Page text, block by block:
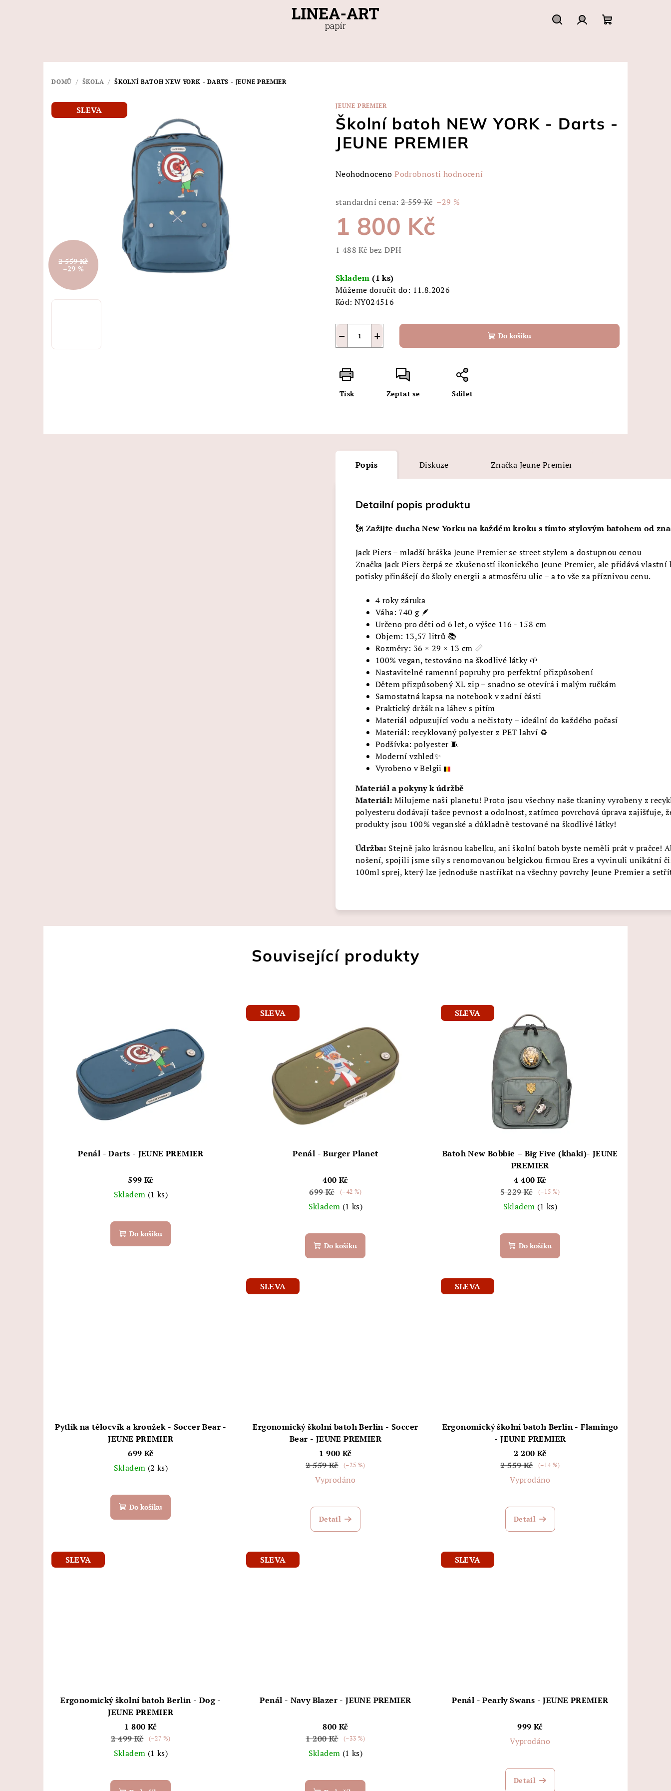
košík
DOMŮ / ŠKOLA / ŠKOLNÍ BATOH NEW YORK - DARTS - JEUNE PREMIER
JEUNE PREMIER
Školní batoh NEW YORK - Darts -
JEUNE PREMIER
Průměrné
produktu
0,0
z
5
Neohodnoceno Podrobnosti hodnocení
standardní cena: 2 559 Kč –29 %
1 800 Kč
1 488 Kč bez DPH
cena:
Skladem(1 ks)
Můžeme doručit do: 11.8.2026
Kód: NY024516
+
− Do košíku
Tisk Zeptat se Sdílet
SLEVA
2 559 Kč
–29 %
Popis Diskuze Značka Jeune Premier
Detailní popis produktu
🗽 Zažijte ducha New Yorku na každém kroku s tímto stylovým batohem od
Jack Piers – mladší bráška Jeune Premier se street stylem a dostupnou cenou
Značka Jack Piers čerpá ze zkušeností ikonického Jeune Premier, ale přidává
potisky přinášejí do školy energii a atmosféru ulic – a to vše za příznivou cenu.
4 roky záruka
Váha: 740 g 🪶
Určeno pro děti od 6 let, o výšce 116 - 158 cm
Objem: 13,57 litrů 📚
Rozměry: 36 × 29 × 13 cm 📏
100% vegan, testováno na škodlivé látky 🌱
Nastavitelné ramenní popruhy pro perfektní přizpůsobení
Dětem přizpůsobený XL zip – snadno se otevírá i malým ručkám
Samostatná kapsa na notebook v zadní části
Praktický držák na láhev s pitím
Materiál odpuzující vodu a nečistoty – ideální do každého počasí
Materiál: recyklovaný polyester z PET lahví ♻️
Podšívka: polyester 🧵
Moderní vzhled✨
Vyrobeno v Belgii
Materiál a pokyny k údržbě
Materiál: Milujeme naši planetu! Proto jsou všechny naše tkaniny vyrobeny z
polyesteru dodávají tašce pevnost a odolnost, zatímco povrchová úprava zajišťuje,
produkty jsou 100% veganské a důkladně testované na škodlivé látky!
Údržba: Stejně jako krásnou kabelku, ani školní batoh byste neměli prát v pračce!
nošení, spojili jsme síly s renomovanou belgickou firmou Eres a vyvinuli unikátní
100ml sprej, který lze jednoduše nastříkat na všechny povrchy Jeune Premier a
Související produkty
Penál - Darts - JEUNE PREMIER
599 Kč
Skladem (1 ks)
Do košíku
SLEVA
Penál - Burger Planet
400 Kč
699 Kč
(–42 %)
Skladem (1 ks)
Do košíku
SLEVA
Batoh New Bobbie – Big Five (khaki)- JEUNE
PREMIER
4 400 Kč
5 229 Kč
(–15 %)
Skladem (1 ks)
Do košíku
Pytlík na tělocvik a kroužek - Soccer Bear -
JEUNE PREMIER
699 Kč
Skladem (2 ks)
Do košíku
SLEVA
Ergonomický školní batoh Berlin - Soccer
Bear - JEUNE PREMIER
1 900 Kč
2 559 Kč
(–25 %)
Vyprodáno
Detail
SLEVA
Ergonomický školní batoh Berlin - Flamingo
- JEUNE PREMIER
2 200 Kč
2 559 Kč
(–14 %)
Vyprodáno
Detail
SLEVA
Ergonomický školní batoh Berlin - Dog -
JEUNE PREMIER
1 800 Kč
2 499 Kč
(–27 %)
Skladem (1 ks)
SLEVA
Penál - Navy Blazer - JEUNE PREMIER
800 Kč
1 200 Kč
(–33 %)
Skladem (1 ks)
SLEVA
Penál - Pearly Swans - JEUNE PREMIER
999 Kč
Vyprodáno
Detail